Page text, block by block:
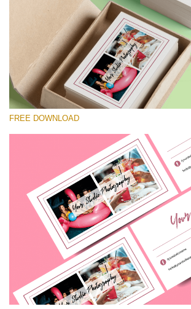
Bitte wählen Sie
Free Template #3
Pricing Guide Template
Kostenloser Download
FREE DOWNLOAD